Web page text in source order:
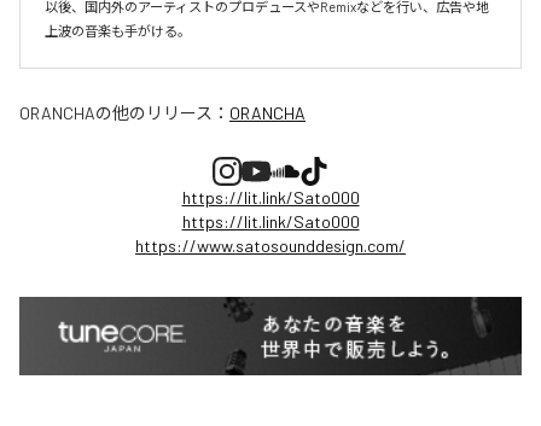
以後、国内外のアーティストのプロデュースやRemixなどを行い、広告や地
上波の音楽も手がける。
ORANCHAの他のリリース： ORANCHA
https://lit.link/Sato000
https://lit.link/Sato000
https://www.satosounddesign.com/